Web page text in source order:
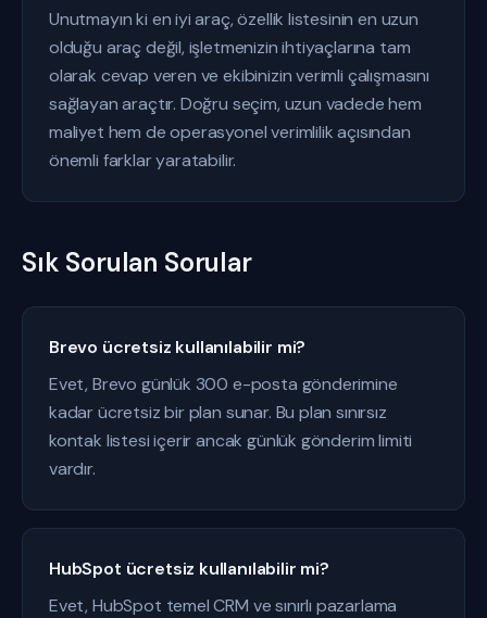
Unutmayın ki en iyi araç, özellik listesinin en uzun
olduğu araç değil, işletmenizin ihtiyaçlarına tam
olarak cevap veren ve ekibinizin verimli çalışmasını
sağlayan araçtır. Doğru seçim, uzun vadede hem
maliyet hem de operasyonel verimlilik açısından
önemli farklar yaratabilir.
Sık Sorulan Sorular
Brevo ücretsiz kullanılabilir mi?
Evet, Brevo günlük 300 e-posta gönderimine
kadar ücretsiz bir plan sunar. Bu plan sınırsız
kontak listesi içerir ancak günlük gönderim limiti
vardır.
HubSpot ücretsiz kullanılabilir mi?
Evet, HubSpot temel CRM ve sınırlı pazarlama